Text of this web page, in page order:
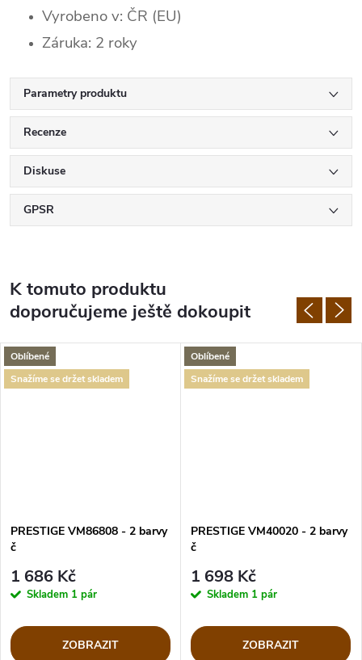
Vyrobeno v: ČR (EU)
Záruka: 2 roky
Parametry produktu
Recenze
Diskuse
GPSR
K tomuto produktu
doporučujeme ještě dokoupit
Oblíbené
Snažíme se držet skladem
PRESTIGE VM86808 - 2 barvy
č
1 686 Kč
Skladem 1 pár
ZOBRAZIT
Oblíbené
Snažíme se držet skladem
PRESTIGE VM40020 - 2 barvy
č
1 698 Kč
Skladem 1 pár
ZOBRAZIT